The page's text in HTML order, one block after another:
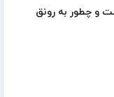
و چطور به رونق